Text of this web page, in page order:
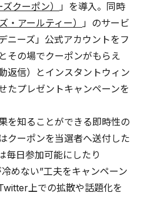
クーポン） 」を導入。同時
アールティー） 」のサービ
ニーズ」公式アカウントをフ
その場でクーポンがもらえ
返信）とインスタントウィン
たプレゼントキャンペーンを
を知ることができる即時性の
クーポンを当選者へ送付した
毎日参加可能にしたり
めない”工夫をキャンペーン
上での拡散や話題化を